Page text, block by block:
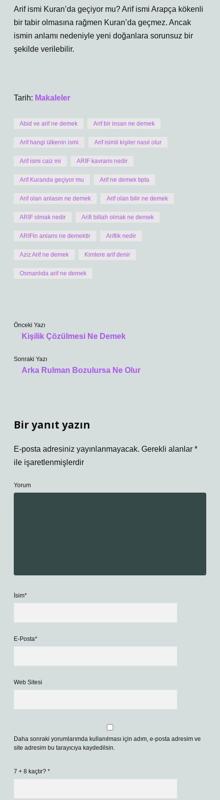
Arif ismi Kuran’da geçiyor mu? Arif ismi Arapça kökenli
bir tabir olmasına rağmen Kuran’da geçmez. Ancak
ismin anlamı nedeniyle yeni doğanlara sorunsuz bir
şekilde verilebilir.
Tarih: Makaleler
Abid ve arif ne demek Arif bir insan ne demek
Arif hangi ülkenin ismi Arif isimli kişiler nasıl olur
Arif ismi caiz mi ARIF kavramı nedir
Arif Kuranda geçiyor mu Arif ne demek tıpta
Arif olan anlasın ne demek Arif olan bilir ne demek
ARIF olmak nedir Arifi billah olmak ne demek
ARIFin anlamı ne demektir Ariflik nedir
Aziz Arif ne demek Kimlere arif denir
Osmanlıda arif ne demek
Önceki Yazı
Kişilik Çözülmesi Ne Demek
Sonraki Yazı
Arka Rulman Bozulursa Ne Olur
Bir yanıt yazın
E-posta adresiniz yayınlanmayacak. Gerekli alanlar *
ile işaretlenmişlerdir
Yorum
İsim*
E-Posta*
Web Sitesi
Daha sonraki yorumlarımda kullanılması için adım, e-posta adresim ve
site adresim bu tarayıcıya kaydedilsin.
7 + 8 kaçtır? *